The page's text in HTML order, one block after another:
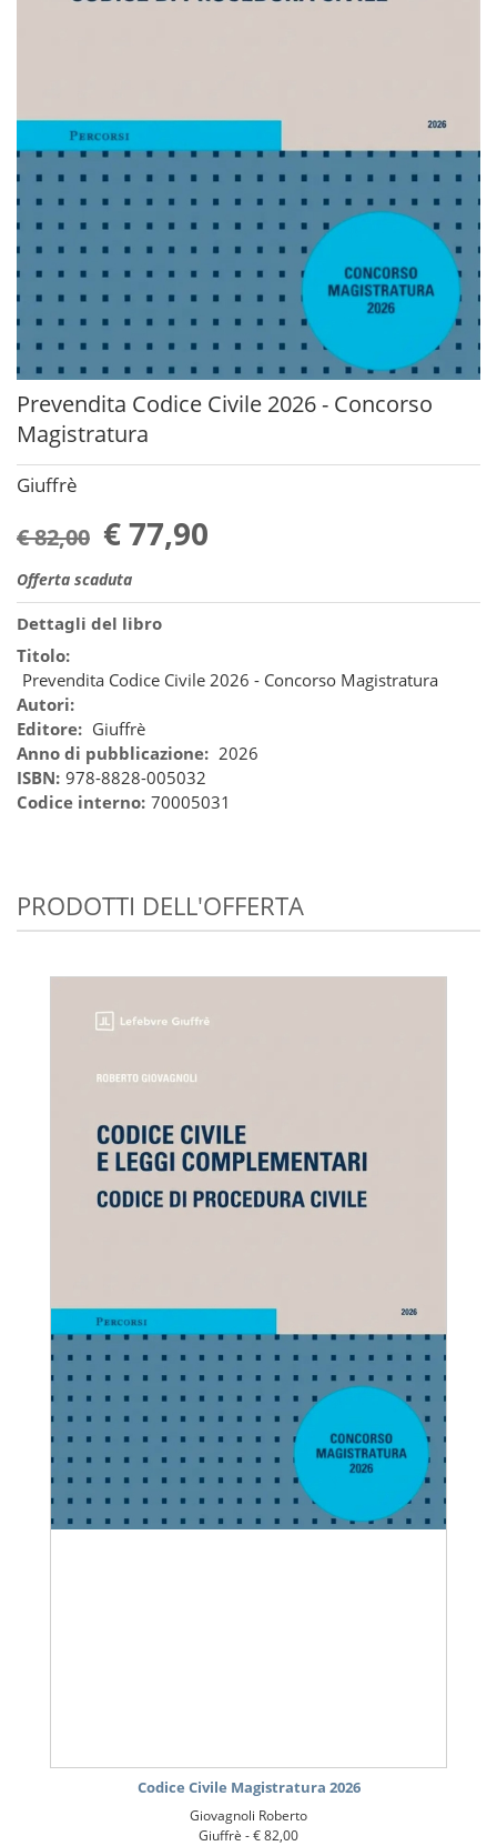
Prevendita Codice Civile 2026 - Concorso
Magistratura
Giuffrè
€ 82,00 € 77,90
Offerta scaduta
Dettagli del libro
Titolo:
Prevendita Codice Civile 2026 - Concorso Magistratura
Autori:
Editore: Giuffrè
Anno di pubblicazione: 2026
ISBN: 978-8828-005032
Codice interno: 70005031
PRODOTTI DELL'OFFERTA
Codice Civile Magistratura 2026
Giovagnoli Roberto
Giuffrè -€ 82,00